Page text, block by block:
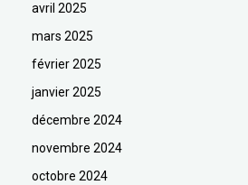
avril 2025
mars 2025
février 2025
janvier 2025
décembre 2024
novembre 2024
octobre 2024